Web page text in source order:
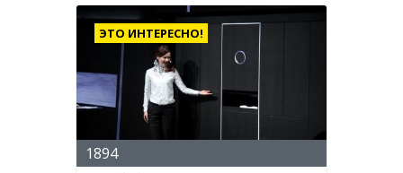
ЭТО ИНТЕРЕСНО!
1894